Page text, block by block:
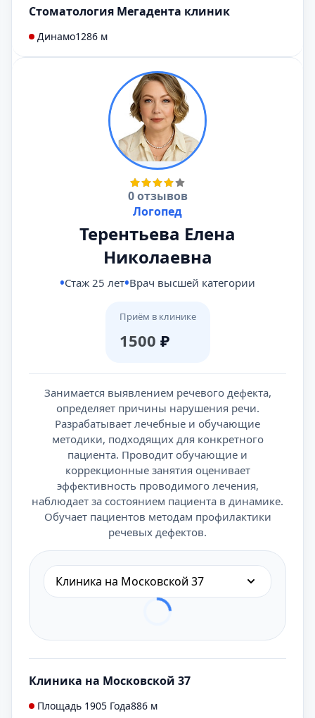
Стоматология Мегадента клиник
Динамо1286 м
0 отзывов
Логопед
Терентьева Елена
Николаевна
Стаж 25 лет Врач высшей категории
Приём в клинике
1500 ₽
Занимается выявлением речевого дефекта,
определяет причины нарушения речи.
Разрабатывает лечебные и обучающие
методики, подходящих для конкретного
пациента. Проводит обучающие и
коррекционные занятия оценивает
эффективность проводимого лечения,
наблюдает за состоянием пациента в динамике.
Обучает пациентов методам профилактики
речевых дефектов.
Клиника на Московской 37
Клиника на Московской 37
Площадь 1905 Года886 м